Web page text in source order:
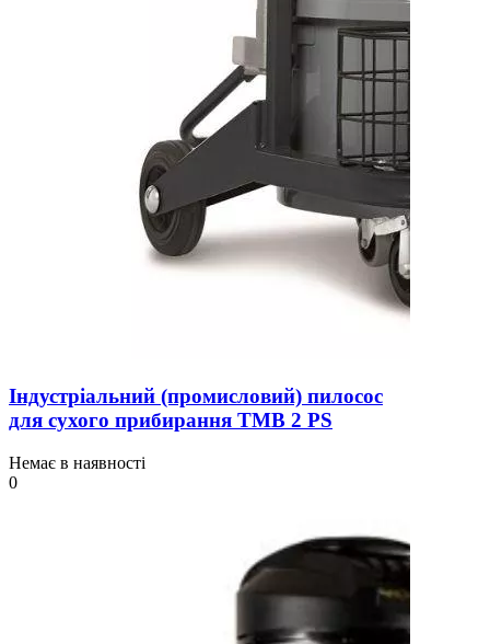
Індустріальний (промисловий) пилосос
для сухого прибирання TMB 2 PS
Немає в наявності
0